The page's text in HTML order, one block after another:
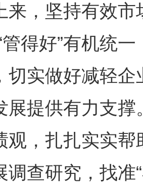
来，坚持有效市
管得好”有机统
切实做好减轻企
展提供有力支
观，扎扎实实
调查研究，找准